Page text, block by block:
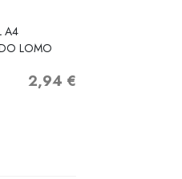
A4
LOMO
Precio
2,94 €